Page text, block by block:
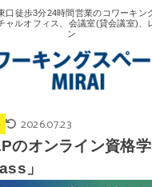
口徒歩3分24時間営業のコワーキン
ャルオフィス、会議室(貸会議室)、
ン
2026.07.23
のオンライン資格
」